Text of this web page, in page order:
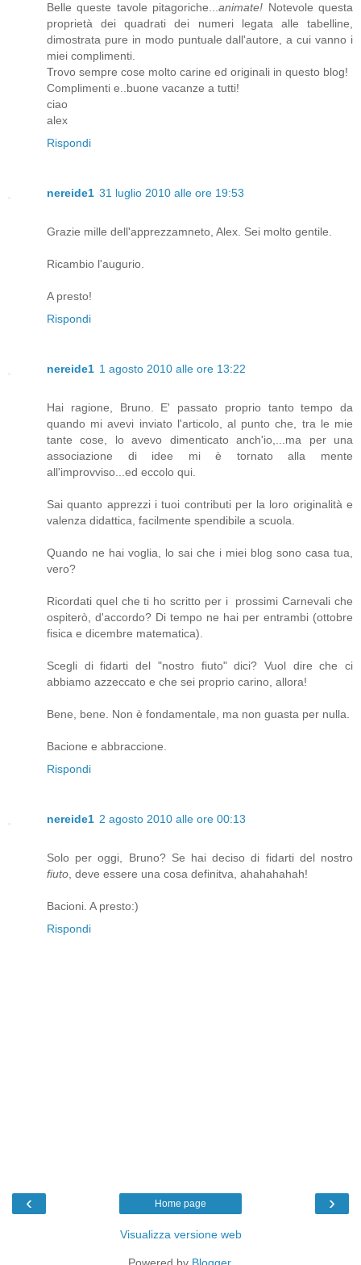
Belle queste tavole pitagoriche...animate! Notevole questa
proprietà dei quadrati dei numeri legata alle tabelline,
dimostrata pure in modo puntuale dall'autore, a cui vanno i
miei complimenti.
Trovo sempre cose molto carine ed originali in questo blog!
Complimenti e..buone vacanze a tutti!
ciao
alex
Rispondi
nereide1 31 luglio 2010 alle ore 19:53
Grazie mille dell'apprezzamneto, Alex. Sei molto gentile.
Ricambio l'augurio.
A presto!
Rispondi
nereide1 1 agosto 2010 alle ore 13:22
Hai ragione, Bruno. E' passato proprio tanto tempo da
quando mi avevi inviato l'articolo, al punto che, tra le mie
tante cose, lo avevo dimenticato anch'io,...ma per una
associazione di idee mi è tornato alla mente
all'improvviso...ed eccolo qui.
Sai quanto apprezzi i tuoi contributi per la loro originalità e
valenza didattica, facilmente spendibile a scuola.
Quando ne hai voglia, lo sai che i miei blog sono casa tua,
vero?
Ricordati quel che ti ho scritto per i prossimi Carnevali che
ospiterò, d'accordo? Di tempo ne hai per entrambi (ottobre
fisica e dicembre matematica).
Scegli di fidarti del "nostro fiuto" dici? Vuol dire che ci
abbiamo azzeccato e che sei proprio carino, allora!
Bene, bene. Non è fondamentale, ma non guasta per nulla.
Bacione e abbraccione.
Rispondi
nereide1 2 agosto 2010 alle ore 00:13
Solo per oggi, Bruno? Se hai deciso di fidarti del nostro
fiuto , deve essere una cosa definitva, ahahahahah!
Bacioni. A presto:)
Rispondi
‹ ›
Home page
Visualizza versione web
Powered by Blogger.